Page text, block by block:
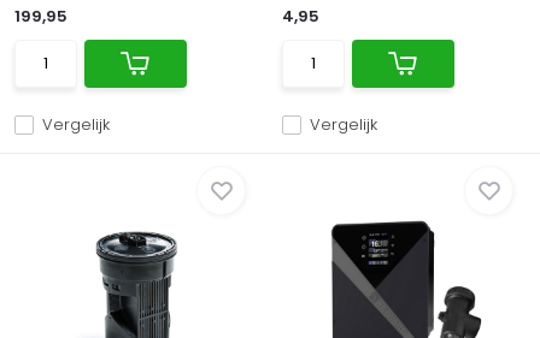
Vergelijk
199,95
Vergelijk
4,95